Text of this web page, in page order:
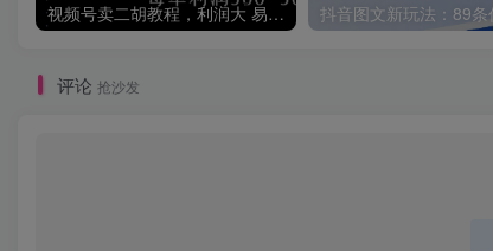
视频号卖二胡教程，利润大 易成交 售后少，一单利润5张+
评论 抢沙发